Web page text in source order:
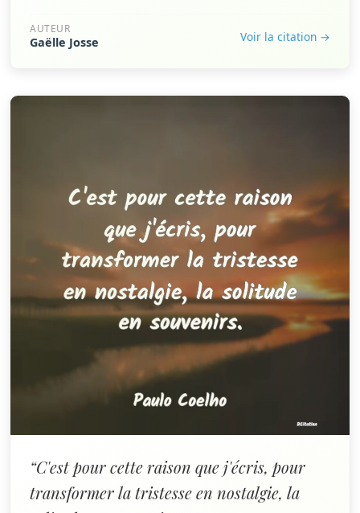
AUTEUR
Gaëlle Josse Voir la citation →
“C'est pour cette raison que j'écris, pour
transformer la tristesse en nostalgie, la